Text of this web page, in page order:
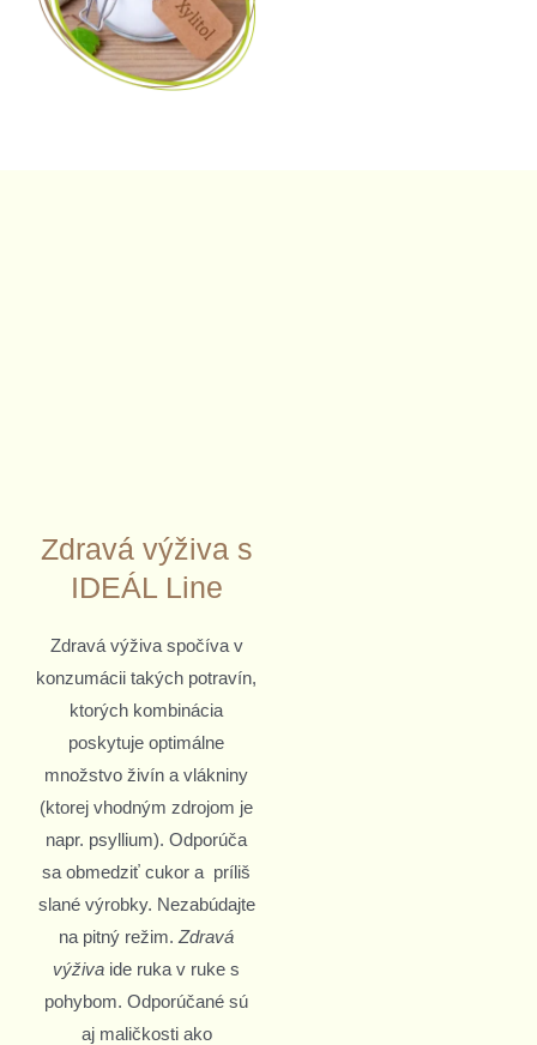
Zdravá výživa s
IDEÁL Line
Zdravá výživa spočíva v
konzumácii takých potravín,
ktorých kombinácia
poskytuje optimálne
množstvo živín a vlákniny
(ktorej vhodným zdrojom je
napr. psyllium). Odporúča
sa obmedziť cukor a príliš
slané výrobky. Nezabúdajte
na pitný režim.Zdravá
výživa ide ruka v ruke s
pohybom. Odporúčané sú
aj maličkosti ako